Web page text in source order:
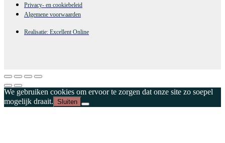
Privacy- en cookiebeleid
Algemene voorwaarden
Realisatie: Excellent Online
We gebruiken cookies om ervoor te zorgen dat onze site zo soepel
mogelijk draait. Sluiten